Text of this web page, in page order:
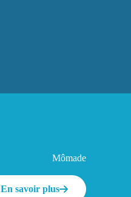
Mômade
En savoir plus